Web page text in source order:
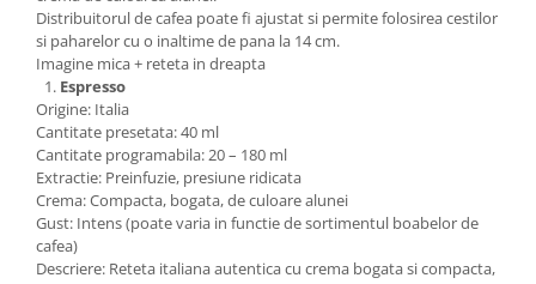
Distribuitorul de cafea poate fi ajustat si permite folosirea cestilor
si paharelor cu o inaltime de pana la 14 cm.
Imagine mica + reteta in dreapta
Espresso
Origine: Italia
Cantitate presetata: 40 ml
Cantitate programabila: 20 – 180 ml
Extractie: Preinfuzie, presiune ridicata
Crema: Compacta, bogata, de culoare alunei
Gust: Intens (poate varia in functie de sortimentul boabelor de
cafea)
Descriere: Reteta italiana autentica cu crema bogata si compacta,